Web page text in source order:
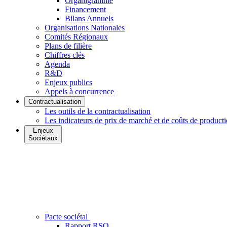
Financement
Bilans Annuels
Organisations Nationales
Comités Régionaux
Plans de filière
Chiffres clés
Agenda
R&D
Enjeux publics
Appels à concurrence
Contractualisation
Les outils de la contractualisation
Les indicateurs de prix de marché et de coûts de
Enjeux
Sociétaux
Pacte sociétal